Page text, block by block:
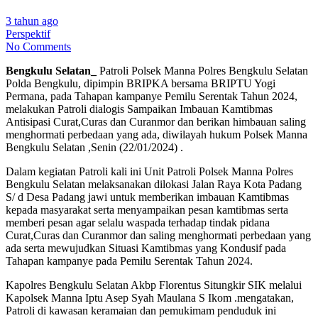
3 tahun ago
Perspektif
No Comments
Bengkulu Selatan_
Patroli Polsek Manna Polres Bengkulu Selatan
Polda Bengkulu, dipimpin BRIPKA bersama BRIPTU Yogi
Permana, pada Tahapan kampanye Pemilu Serentak Tahun 2024,
melakukan Patroli dialogis Sampaikan Imbauan Kamtibmas
Antisipasi Curat,Curas dan Curanmor dan berikan himbauan saling
menghormati perbedaan yang ada, diwilayah hukum Polsek Manna
Bengkulu Selatan ,Senin (22/01/2024) .
Dalam kegiatan Patroli kali ini Unit Patroli Polsek Manna Polres
Bengkulu Selatan melaksanakan dilokasi Jalan Raya Kota Padang
S/ d Desa Padang jawi untuk memberikan imbauan Kamtibmas
kepada masyarakat serta menyampaikan pesan kamtibmas serta
memberi pesan agar selalu waspada terhadap tindak pidana
Curat,Curas dan Curanmor dan saling menghormati perbedaan yang
ada serta mewujudkan Situasi Kamtibmas yang Kondusif pada
Tahapan kampanye pada Pemilu Serentak Tahun 2024.
Kapolres Bengkulu Selatan Akbp Florentus Situngkir SIK melalui
Kapolsek Manna Iptu Asep Syah Maulana S Ikom .mengatakan,
Patroli di kawasan keramaian dan pemukimam penduduk ini